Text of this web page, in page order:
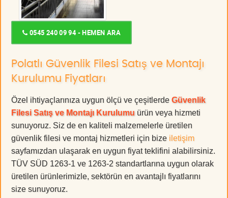
0545 240 09 94 - HEMEN ARA
Polatlı Güvenlik Filesi Satış ve Montajı
Kurulumu Fiyatları
Özel ihtiyaçlarınıza uygun ölçü ve çeşitlerde Güvenlik
Filesi Satış ve Montajı Kurulumu ürün veya hizmeti
sunuyoruz. Siz de en kaliteli malzemelerle üretilen
güvenlik filesi ve montaj hizmetleri için bize iletişim
sayfamızdan ulaşarak en uygun fiyat teklifini alabilirsiniz.
TÜV SÜD 1263-1 ve 1263-2 standartlarına uygun olarak
üretilen ürünlerimizle, sektörün en avantajlı fiyatlarını
size sunuyoruz.